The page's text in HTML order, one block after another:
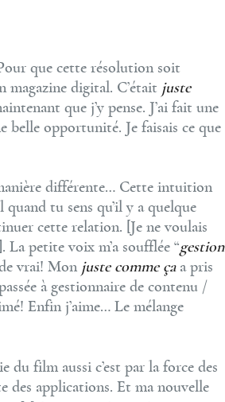
que cette résolution soit
magazine digital. C’était juste
que j’y pense. J’ai fait une
belle opportunité. Je faisais ce que
différente… Cette intuition
quand tu sens qu’il y a quelque
cette relation. [Je ne voulais
petite voix m’a soufflée “gestion
vrai! Mon juste comme çaa pris
à gestionnaire de contenu /
Enfin j’aime… Le mélange
du film aussi c’est par la force des
des applications. Et ma nouvelle